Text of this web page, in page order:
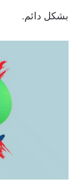
بشكل دائم.